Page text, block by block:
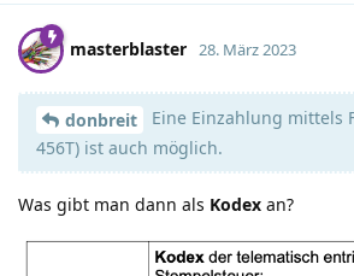
masterblaster 28. März 2023
donbreit
Eine Einzahlung mittels
456T) ist auch möglich.
Was gibt man dann als Kodex an?